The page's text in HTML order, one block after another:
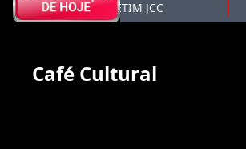
BOLETIM JCC
Café Cultural